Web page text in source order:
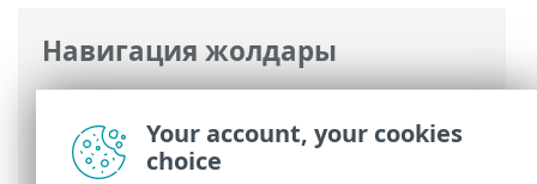
Навигация жолдары
ESET онлайн анықтамасы>ESET
Endpoint Antivirus>Іске кірісу >
Жүйелік тақта белгішесі
Your account, your cookies
choice